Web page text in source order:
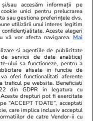
31 iul.
la loterie 220
soția lui, obligată
partenere
31 iul.
astrologice pentru
sau accesăm informații pe
unici pentru prelucrarea
sau gestiona preferințele dvs.
utilizării unui interes legitim
Aceste alegeri
vă vor afecta navigarea. Mai
si agentiile de publicitate
servicii de date analitice)
ului sa functioneze, pentru a
afisate in functie de
oferi functionalitati aferente
traficul pe website. Beneficiati
din GDPR in legatura cu
drepturi pot fi exercitate
“ACCEPT TOATE”, acceptati
care implica inclusiv acceptul
de catre Vendor-ii cu